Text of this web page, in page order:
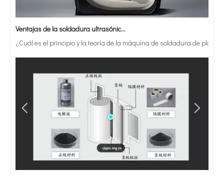
Ventajas de la soldadura ultrasónica de paneles de puertas de automóviles
¿Cuál es el principio y la teoría de la máquina de soldadura de
¿Qué es la tecnología de desgasificación de lodos de baterías ultrasónicas?